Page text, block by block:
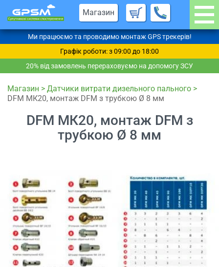
Магазин
Ми працюємо та проводимо монтаж GPS трекерів!
Графік роботи: з 09:00 до 18:00
20% від замовлень перераховуємо на допомогу ЗСУ
Магазин > Датчики витрати дизельного пального >
DFM МК20, монтаж DFM з трубкою Ø 8 мм
DFM МК20, монтаж DFM з
трубкою Ø 8 мм